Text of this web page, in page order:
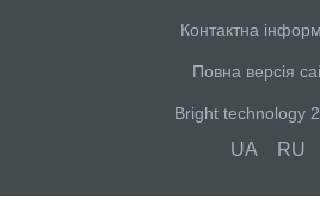
Контактна
Повна версія
Bright technology
UA RU